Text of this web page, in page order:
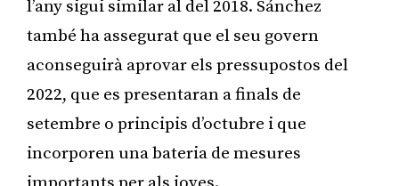
l’any sigui similar al del 2018. Sánchez
també ha assegurat que el seu govern
aconseguirà aprovar els pressupostos del
2022, que es presentaran a finals de
setembre o principis d’octubre i que
incorporen una bateria de mesures